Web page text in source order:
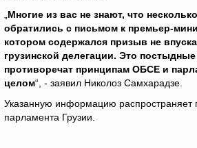
Многие из вас не знают, что
обратились с письмом к премьер-
котором содержался призыв не
грузинской делегации. Это
противоречат принципам ОБСЕ и
целом“, - заявил Николоз Самхарадзе.
Указанную информацию распространяет
парламента Грузии.